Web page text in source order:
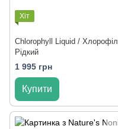
Хіт
Chlorophyll Liquid / Хлорофіл
Рідкий
1 995 грн
Купити